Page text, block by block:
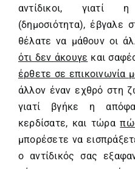
αντίδικοι, γιατί
(δημοσιότητα),
θέλατε να μάθουν οι
ότι δεν άκουγε και
έρθετε σε επικοινωνία
άλλον έναν εχθρό στη
γιατί βγήκε η
κερδίσατε, και τώρα
μπορέσετε να
ο αντίδικός σας